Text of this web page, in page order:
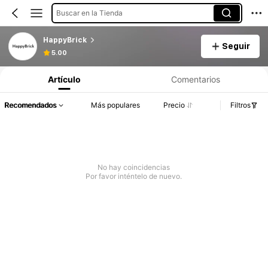
Buscar en la Tienda
HappyBrick
5.00
Seguir
Artículo Comentarios
Recomendados Más populares Precio Filtros
No hay coincidencias
Por favor inténtelo de nuevo.